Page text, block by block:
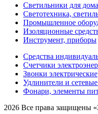
Светильники для
Светотехника,
Промышленное
Изоляционные
Инструмент, приборы
Средства
Счетчики
Звонки электрические
Удлинители и
Фонари, элементы
2026 Все права защищены